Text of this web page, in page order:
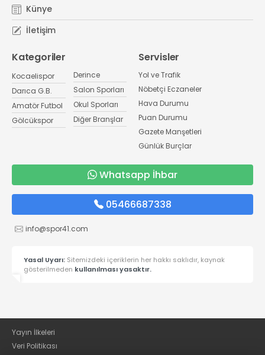
Künye
İletişim
Kategoriler
Kocaelispor
Darıca G.B.
Amatör Futbol
Gölcükspor
Derince
Salon Sporları
Okul Sporları
Diğer Branşlar
Servisler
Yol ve Trafik
Nöbetçi Eczaneler
Hava Durumu
Puan Durumu
Gazete Manşetleri
Günlük Burçlar
Whatsapp İhbar
05466687338
info@spor41.com
Yasal Uyarı: Sitemizdeki içeriklerin her hakkı saklıdır, kaynak
gösterilmeden kullanılması yasaktır.
Yayın İlkeleri
Veri Politikası